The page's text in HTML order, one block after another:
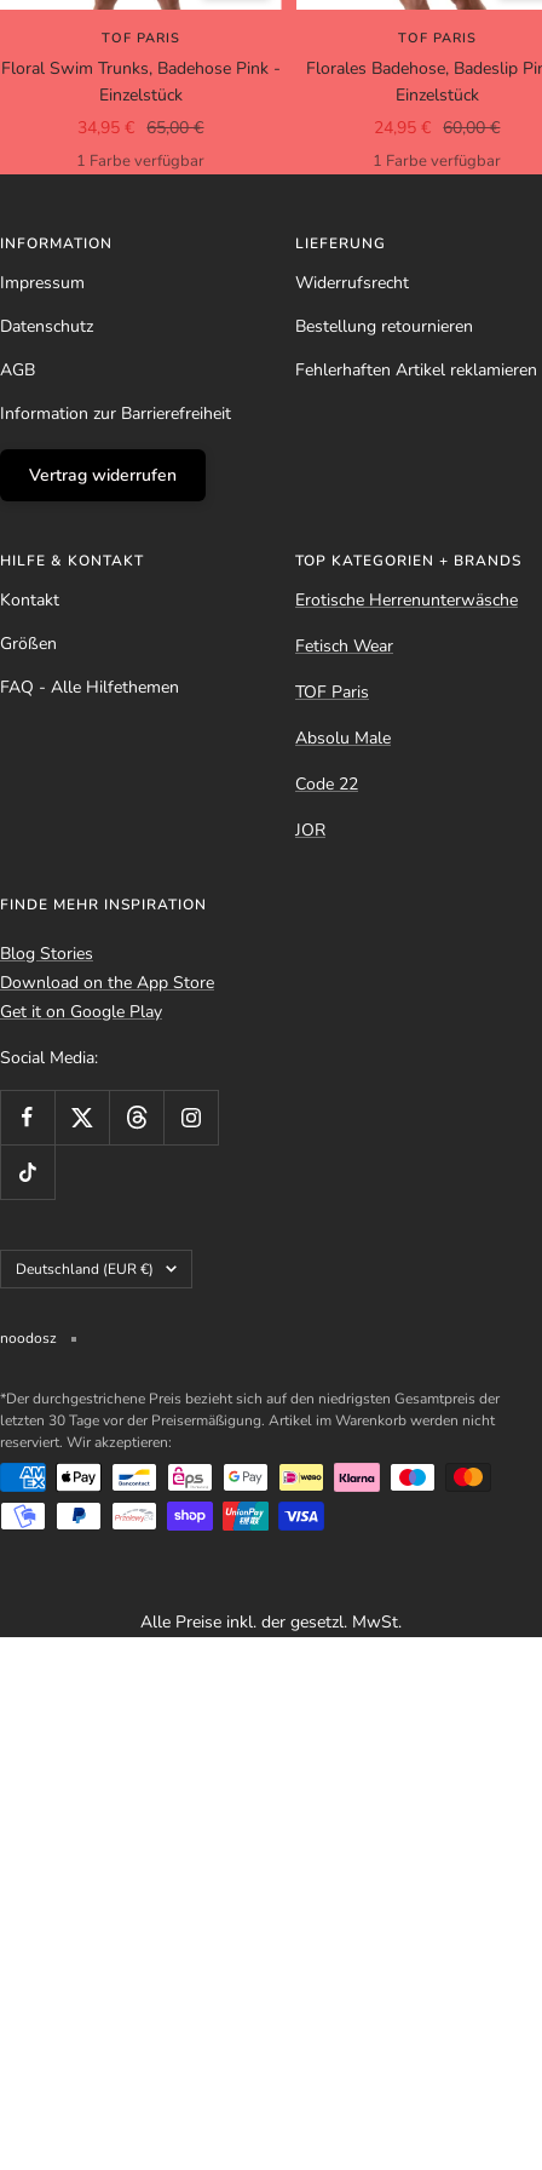
TOF PARIS
Floral Swim Trunks, Badehose Pink -
Einzelstück
Angebotspreis
34,95 € Regulärer
Preis
65,00 €
1 Farbe verfügbar
TOF PARIS
Florales Badehose, Badeslip
Einzelstück
Angebotspreis
24,95 € Regulärer
Preis
60,00 €
1 Farbe verfügbar
INFORMATION
Impressum
Datenschutz
AGB
Information zur Barrierefreiheit
Vertrag widerrufen
LIEFERUNG
Widerrufsrecht
Bestellung retournieren
Fehlerhaften Artikel reklamieren
HILFE & KONTAKT
Kontakt
Größen
FAQ - Alle Hilfethemen
TOP KATEGORIEN + BRANDS
Erotische Herrenunterwäsche
Fetisch Wear
TOF Paris
Absolu Male
Code 22
JOR
FINDE MEHR INSPIRATION
Blog Stories
Download on the App Store
Get it on Google Play
Social Media:
Land/Region
Deutschland (EUR €)
noodosz
*Der durchgestrichene Preis bezieht sich auf den niedrigsten Gesamtpreis der
letzten 30 Tage vor der Preisermäßigung. Artikel im Warenkorb werden nicht
reserviert. Wir akzeptieren:
Alle Preise inkl. der gesetzl. MwSt.